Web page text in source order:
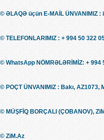
© ƏLAQƏ üçün E-MAİL ÜNVANIMIZ :
© TELEFONLARIMIZ : + 994 50 322
© WhatsApp NÖMRƏLƏRİMİZ: + 994
© POÇT ÜNVANIMIZ : Bakı,
© MÜŞFİQ BORÇALI (ÇOBANOV),
© ZiM.Az